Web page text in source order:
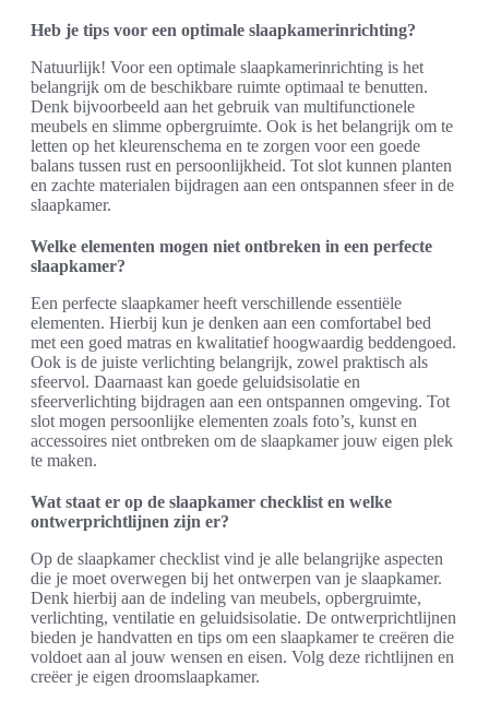
Heb je tips voor een optimale slaapkamerinrichting?
Natuurlijk! Voor een optimale slaapkamerinrichting is het
belangrijk om de beschikbare ruimte optimaal te benutten.
Denk bijvoorbeeld aan het gebruik van multifunctionele
meubels en slimme opbergruimte. Ook is het belangrijk om te
letten op het kleurenschema en te zorgen voor een goede
balans tussen rust en persoonlijkheid. Tot slot kunnen planten
en zachte materialen bijdragen aan een ontspannen sfeer in de
slaapkamer.
Welke elementen mogen niet ontbreken in een perfecte
slaapkamer?
Een perfecte slaapkamer heeft verschillende essentiële
elementen. Hierbij kun je denken aan een comfortabel bed
met een goed matras en kwalitatief hoogwaardig beddengoed.
Ook is de juiste verlichting belangrijk, zowel praktisch als
sfeervol. Daarnaast kan goede geluidsisolatie en
sfeerverlichting bijdragen aan een ontspannen omgeving. Tot
slot mogen persoonlijke elementen zoals foto’s, kunst en
accessoires niet ontbreken om de slaapkamer jouw eigen plek
te maken.
Wat staat er op de slaapkamer checklist en welke
ontwerprichtlijnen zijn er?
Op de slaapkamer checklist vind je alle belangrijke aspecten
die je moet overwegen bij het ontwerpen van je slaapkamer.
Denk hierbij aan de indeling van meubels, opbergruimte,
verlichting, ventilatie en geluidsisolatie. De ontwerprichtlijnen
bieden je handvatten en tips om een slaapkamer te creëren die
voldoet aan al jouw wensen en eisen. Volg deze richtlijnen en
creëer je eigen droomslaapkamer.